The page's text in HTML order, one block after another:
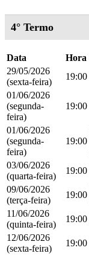
4° Termo
Data Hora
29/05/2026
(sexta-feira)
19:00
01/06/2026
(segunda-
feira)
19:00
01/06/2026
(segunda-
feira)
19:00
03/06/2026
(quarta-feira)
19:00
09/06/2026
(terça-feira)
19:00
11/06/2026
(quinta-feira)
19:00
12/06/2026
(sexta-feira)
19:00